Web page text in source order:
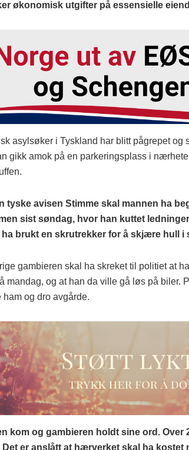
økonomisk utgifter på essensielle
asylsøker i Tyskland har blitt pågrepet og
gikk amok på en parkeringsplass i
tyske avisen Stimme skal mannen ha
sist søndag, hvor han kuttet
ha brukt en skrutrekker for å skjære hull i
gambieren skal ha skreket til politiet at
mandag, og at han da ville gå løs på biler.
ham og dro avgårde.
kom og gambieren holdt sine ord. Over
er anslått at hærverket skal ha kostet